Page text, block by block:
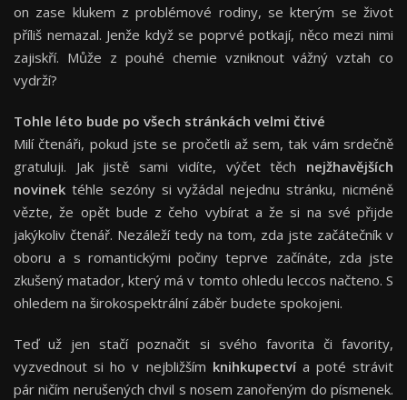
on zase klukem z problémové rodiny, se kterým se život
příliš nemazal. Jenže když se poprvé potkají, něco mezi nimi
zajiskří. Může z pouhé chemie vzniknout vážný vztah co
vydrží?
Tohle léto bude po všech stránkách velmi čtivé
Milí čtenáři, pokud jste se pročetli až sem, tak vám srdečně
gratuluji. Jak jistě sami vidíte, výčet těch nejžhavějších
novinek téhle sezóny si vyžádal nejednu stránku, nicméně
vězte, že opět bude z čeho vybírat a že si na své přijde
jakýkoliv čtenář. Nezáleží tedy na tom, zda jste začátečník v
oboru a s romantickými počiny teprve začínáte, zda jste
zkušený matador, který má v tomto ohledu leccos načteno. S
ohledem na širokospektrální záběr budete spokojeni.
Teď už jen stačí poznačit si svého favorita či favority,
vyzvednout si ho v nejbližším knihkupectvía poté strávit
pár ničím nerušených chvil s nosem zanořeným do písmenek.